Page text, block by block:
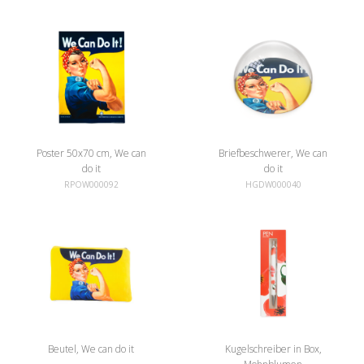
Poster 50x70 cm, We can
do it
RPOW000092
Briefbeschwerer, We can
do it
HGDW000040
Beutel, We can do it
Kugelschreiber in Box,